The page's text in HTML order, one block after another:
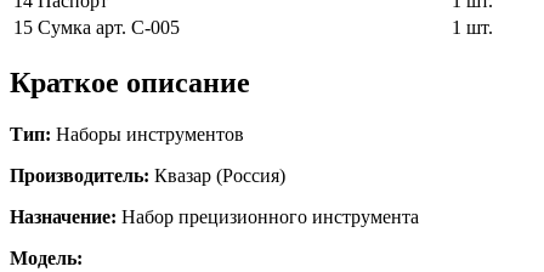
15 Сумка арт. С-005 1 шт.
Краткое описание
Тип: Наборы инструментов
Производитель: Квазар (Россия)
Назначение: Набор прецизионного инструмента
Модель: